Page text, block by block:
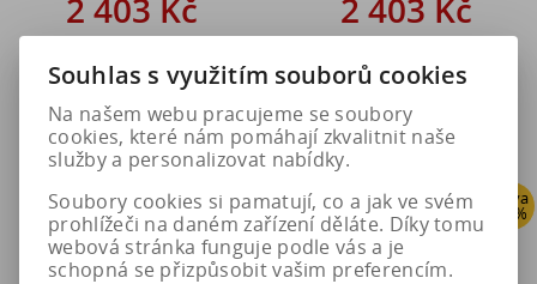
2 403 Kč
Do košíku
2 403 Kč
Do košíku
Sleva
20 %
Sleva
20 %
Souhlas s využitím souborů cookies
Na našem webu pracujeme se soubory
cookies, které nám pomáhají zkvalitnit naše
služby a personalizovat nabídky.
Soubory cookies si pamatují, co a jak ve svém
prohlížeči na daném zařízení děláte. Díky tomu
webová stránka funguje podle vás a je
schopná se přizpůsobit vašim preferencím.